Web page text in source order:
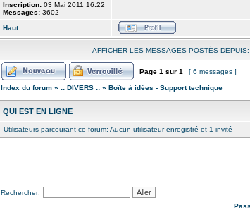
Inscription: 03 Mai 2011 16:22
Messages: 3602
Haut
AFFICHER LES MESSAGES POSTÉS DEPUIS:
Page 1 sur 1 [ 6 messages ]
Index du forum » :: DIVERS :: » Boîte à idées - Support technique
QUI EST EN LIGNE
Utilisateurs parcourant ce forum: Aucun utilisateur enregistré et 1 invité
Rechercher: